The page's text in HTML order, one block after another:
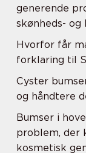
generende
skønheds-
Hvorfor får
forklaring til
Cyster
og håndtere
Bumser i
problem, der
kosmetisk